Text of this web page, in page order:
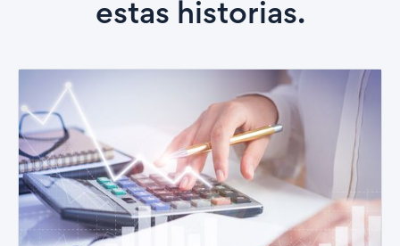
estas historias.